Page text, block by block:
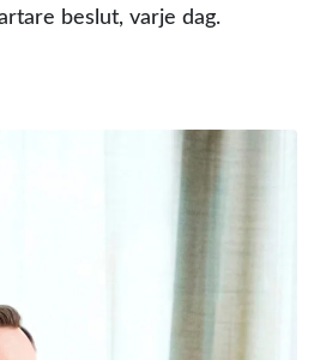
beslut, varje dag.